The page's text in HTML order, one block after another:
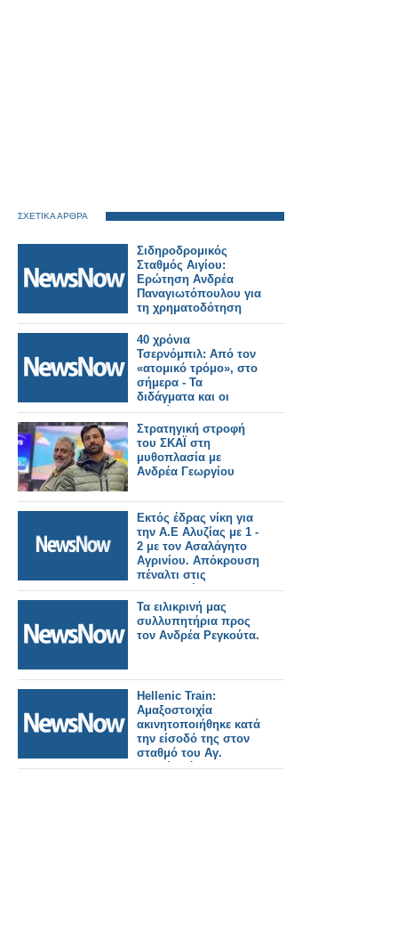
ΣΧΕΤΙΚΑ ΑΡΘΡΑ
Σιδηροδρομικός
Σταθμός Αιγίου:
Ερώτηση Ανδρέα
Παναγιωτόπουλου για
τη χρηματοδότηση
των
απαλλοτριώσεων.
40 χρόνια
Τσερνόμπιλ: Από τον
«ατομικό τρόμο», στο
σήμερα - Τα
διδάγματα και οι
αγωνίες του 2026
Στρατηγική στροφή
του ΣΚΑΪ στη
μυθοπλασία με
Ανδρέα Γεωργίου
Εκτός έδρας νίκη για
την Α.Ε Αλυζίας με 1 -
2 με τον Ασαλάγητο
Αγρινίου. Απόκρουση
πέναλτι στις
καθυστερήσεις για
τον Ανδρέα Γιαννείο,
που έδωσε την άνοδο
στη Β' κατηγορία από
σήμερα (video και
Τα ειλικρινή μας
συλλυπητήρια προς
τον Ανδρέα Ρεγκούτα.
Hellenic Train:
Αμαξοστοιχία
ακινητοποιήθηκε κατά
την είσοδό της στον
σταθμό του Αγ.
Ανδρέα λόγω